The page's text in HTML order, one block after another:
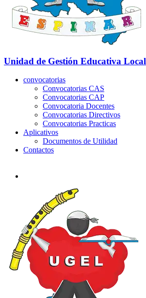
Unidad de Gestión Educativa Local
convocatorias
Convocatorias CAS
Convocatorias CAP
Convocatoria Docentes
Convocatorias Directivos
Convocatorias Practicas
Aplicativos
Documentos de Utilidad
Contactos